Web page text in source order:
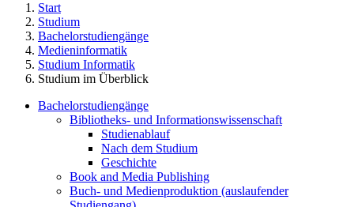
Start
Studium
Bachelorstudiengänge
Medieninformatik
Studium Informatik
Studium im Überblick
Bachelorstudiengänge
Bibliotheks- und Informationswissenschaft
Studienablauf
Nach dem Studium
Geschichte
Book and Media Publishing
Buch- und Medienproduktion (auslaufender